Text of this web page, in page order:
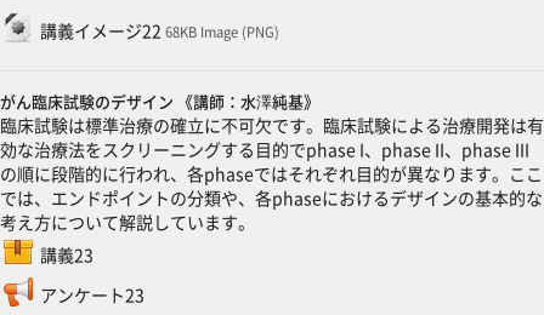
講義イメージ22ファイル68KB Image (PNG)
がん臨床試験のデザイン 《講師：水澤純基》
臨床試験は標準治療の確立に不可欠です。臨床試験による治療開発は有
効な治療法をスクリーニングする目的でphase I、phase II、phase III
の順に段階的に行われ、各phaseではそれぞれ目的が異なります。ここ
では、エンドポイントの分類や、各phaseにおけるデザインの基本的な
考え方について解説しています。
講義23
SCORMパッケージ
アンケート23フィードバック